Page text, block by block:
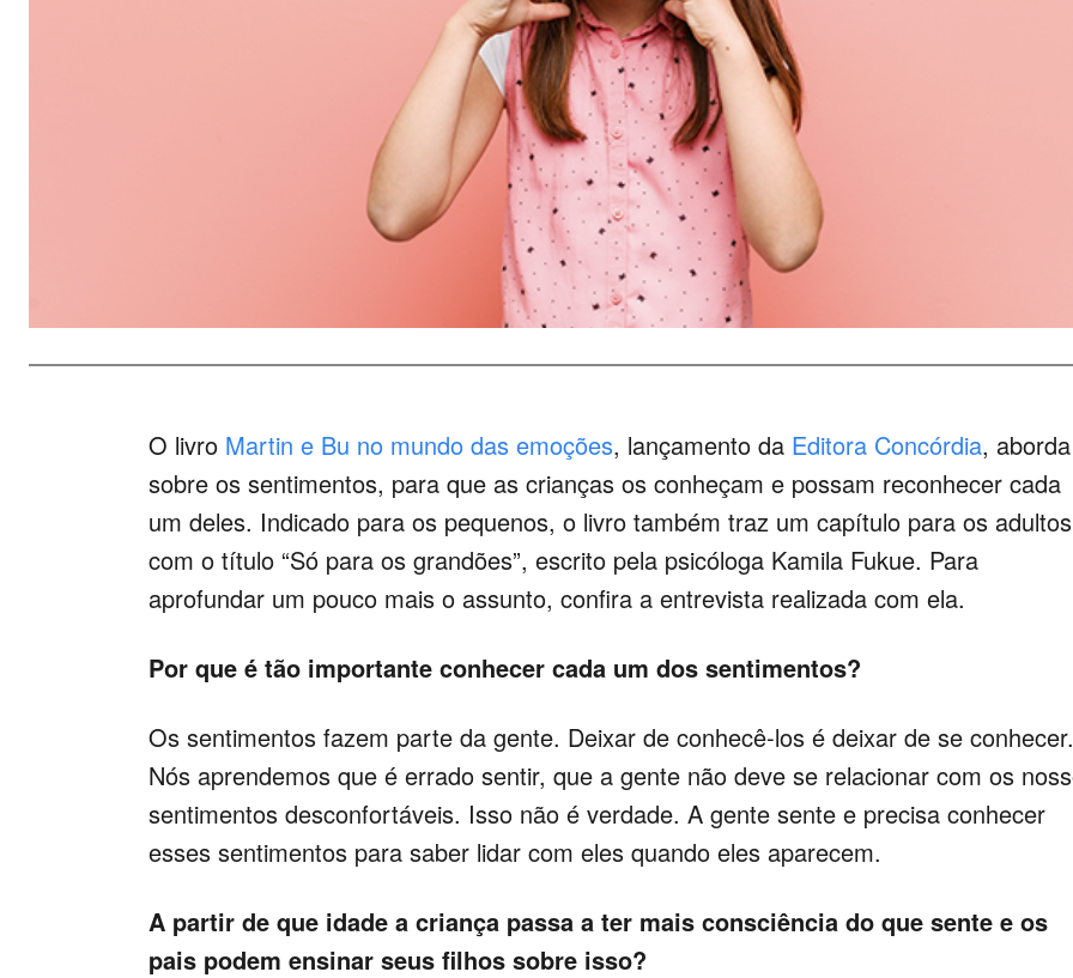
O livro Martin e Bu no mundo das emoções, lançamento da Editora Concórdia, aborda
sobre os sentimentos, para que as crianças os conheçam e possam reconhecer cada
um deles. Indicado para os pequenos, o livro também traz um capítulo para os
com o título “Só para os grandões”, escrito pela psicóloga Kamila Fukue. Para
aprofundar um pouco mais o assunto, confira a entrevista realizada com ela.
Por que é tão importante conhecer cada um dos sentimentos?
Os sentimentos fazem parte da gente. Deixar de conhecê-los é deixar de se conhecer.
Nós aprendemos que é errado sentir, que a gente não deve se relacionar com os
sentimentos desconfortáveis. Isso não é verdade. A gente sente e precisa conhecer
esses sentimentos para saber lidar com eles quando eles aparecem.
A partir de que idade a criança passa a ter mais consciência do que sente e os
pais podem ensinar seus filhos sobre isso?